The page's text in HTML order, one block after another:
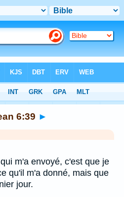
6:39 ►
m'a envoyé, c'est que je
qu'il m'a donné, mais que
jour.